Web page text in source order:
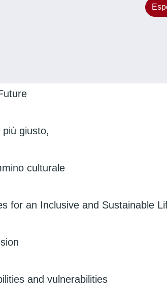
giusto,
culturale
for an Inclusive and Sustainable
and vulnerabilities